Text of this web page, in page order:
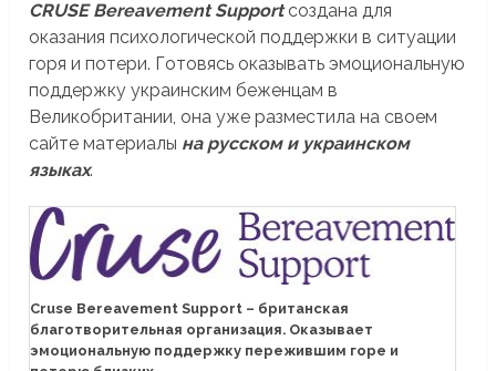
CRUSE Bereavement Supportсоздана для
оказания психологической поддержки в ситуации
горя и потери. Готовясь оказывать эмоциональную
поддержку украинским беженцам в
Великобритании, она уже разместила на своем
сайте материалы на русском и украинском
языках.
Cruse Bereavement Support – британская
благотворительная организация. Оказывает
эмоциональную поддержку пережившим горе и